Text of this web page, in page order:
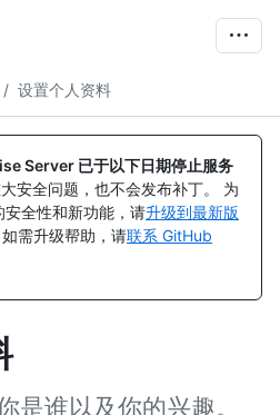
/ 设置个人资料
Server 已于以下日期停止服务
安全问题，也不会发布补丁。 为
全性和新功能，请升级到最新版
如需升级帮助，请联系 GitHub
是谁以及你的兴趣。